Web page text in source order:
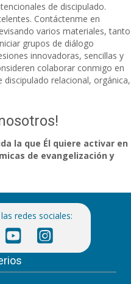
de discipulado.
Contáctenme en
varios materiales, tanto
grupos de diálogo
innovadoras, sencillas y
colaborar conmigo en
relacional, orgánica,
la que Él quiere activar en
de evangelización y
redes sociales: